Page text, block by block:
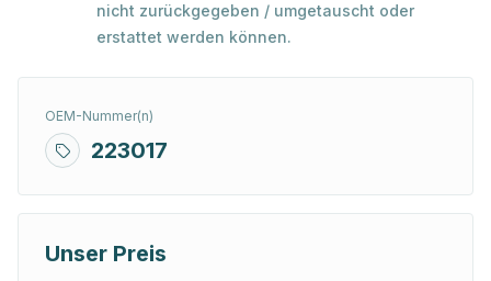
nicht zurückgegeben / umgetauscht oder
erstattet werden können.
OEM-Nummer(n)
223017
Unser Preis